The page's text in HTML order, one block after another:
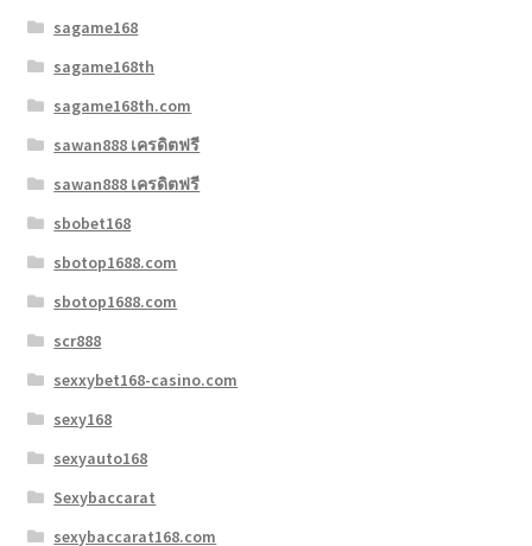
sagame168
sagame168th
sagame168th.com
sawan888 เครดิตฟรี
sawan888 เครดิตฟรี
sbobet168
sbotop1688.com
sbotop1688.com
scr888
sexxybet168-casino.com
sexy168
sexyauto168
Sexybaccarat
sexybaccarat168.com